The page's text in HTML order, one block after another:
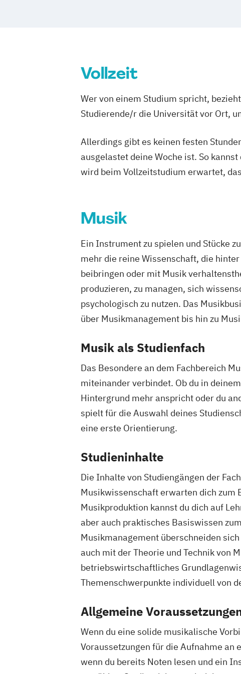
Vollzeit
Wer von einem Studium spricht,
Studierende/r die Universität vor Ort,
Allerdings gibt es keinen festen
ausgelastet deine Woche ist. So
wird beim Vollzeitstudium erwartet,
Musik
Ein Instrument zu spielen und Stücke
mehr die reine Wissenschaft, die
beibringen oder mit Musik
produzieren, zu managen, sich
psychologisch zu nutzen. Das
über Musikmanagement bis hin zu
Musik als Studienfach
Das Besondere an dem Fachbereich
miteinander verbindet. Ob du in
Hintergrund mehr anspricht oder du
spielt für die Auswahl deines
eine erste Orientierung.
Studieninhalte
Die Inhalte von Studiengängen der
Musikwissenschaft erwarten dich zum
Musikproduktion kannst du dich auf
aber auch praktisches Basiswissen
Musikmanagement überschneiden
auch mit der Theorie und Technik von
betriebswirtschaftliches
Themenschwerpunkte individuell von
Allgemeine
Wenn du eine solide musikalische
Voraussetzungen für die Aufnahme an
wenn du bereits Noten lesen und ein